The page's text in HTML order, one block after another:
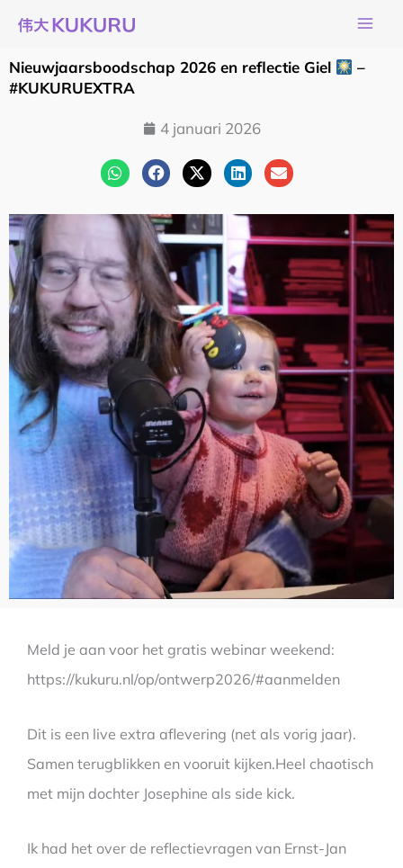
naar
de
inhoud
Nieuwjaarsboodschap 2026 en reflectie Giel
–
#KUKURUEXTRA
4 januari 2026
Meld je aan voor het gratis webinar weekend:
https://kukuru.nl/op/ontwerp2026/#aanmelden
Dit is een live extra aflevering (net als vorig jaar).
Samen terugblikken en vooruit kijken.Heel chaotisch
met mijn dochter Josephine als side kick.
Ik had het over de reflectievragen van Ernst-Jan